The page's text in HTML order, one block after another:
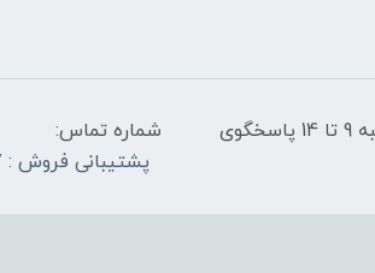
شنبه تا چهارشنبه از ساعت 9 الی ۱4 و 17:30 الی ۲1 ، پنجشنبه 9 تا 14 پاسخگوی
شماره تماس:
پشتیبانی فروش : 09120183507